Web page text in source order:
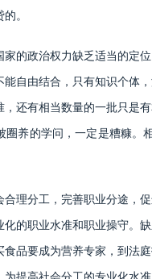
。
政治权力缺乏适当的定位
自由结合，只有知识个体
还有相当数量的一批只是
圈养的学问，一定是糟糠
分工，完善职业分途，促
的职业水准和职业操守。
食品要成为营养专家，到法